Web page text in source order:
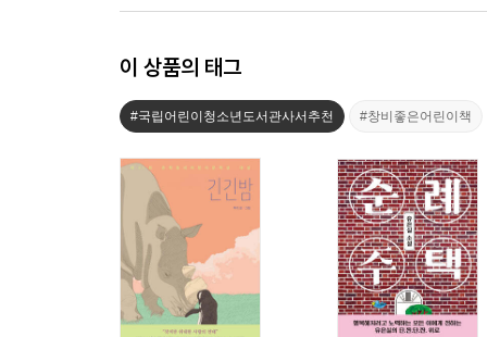
이 상품의 태그
#국립어린이청소년도서관사서추천 #창비좋은어린이책